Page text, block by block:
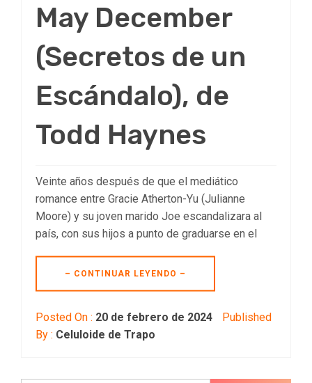
May December
(Secretos de un
Escándalo), de
Todd Haynes
Veinte años después de que el mediático
romance entre Gracie Atherton-Yu (Julianne
Moore) y su joven marido Joe escandalizara al
país, con sus hijos a punto de graduarse en el
– CONTINUAR LEYENDO –
Posted On : 20 de febrero de 2024
Published
By : Celuloide de Trapo